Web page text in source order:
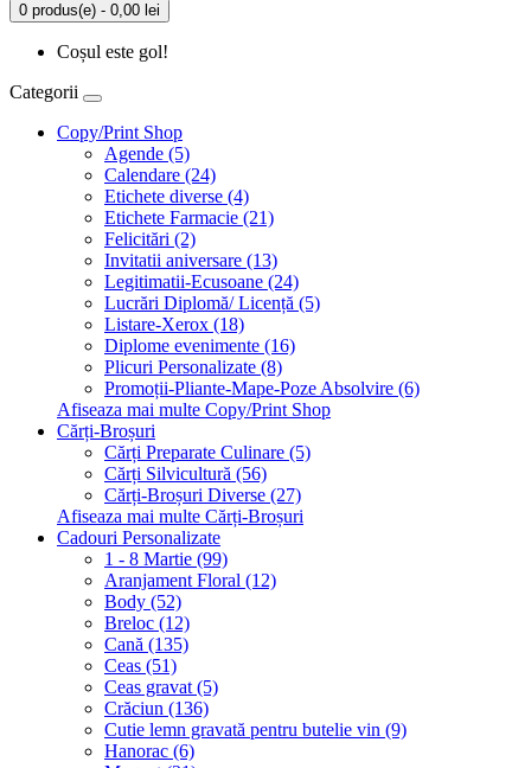
0 produs(e) - 0,00 lei
Coșul este gol!
Categorii
Copy/Print Shop
Agende (5)
Calendare (24)
Etichete diverse (4)
Etichete Farmacie (21)
Felicitări (2)
Invitatii aniversare (13)
Legitimatii-Ecusoane (24)
Lucrări Diplomă/ Licență (5)
Listare-Xerox (18)
Diplome evenimente (16)
Plicuri Personalizate (8)
Promoții-Pliante-Mape-Poze Absolvire (6)
Afiseaza mai multe Copy/Print Shop
Cărți-Broșuri
Cărți Preparate Culinare (5)
Cărți Silvicultură (56)
Cărți-Broșuri Diverse (27)
Afiseaza mai multe Cărți-Broșuri
Cadouri Personalizate
1 - 8 Martie (99)
Aranjament Floral (12)
Body (52)
Breloc (12)
Cană (135)
Ceas (51)
Ceas gravat (5)
Crăciun (136)
Cutie lemn gravată pentru butelie vin (9)
Hanorac (6)